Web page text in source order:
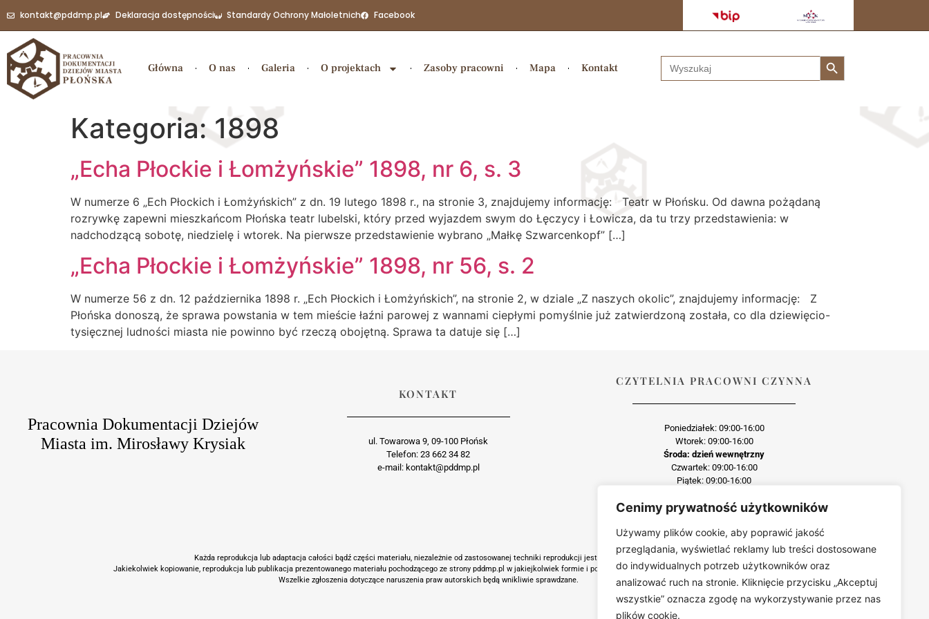
Cenimy prywatność użytkowników
Używamy plików cookie, aby poprawić jakość
przeglądania, wyświetlać reklamy lub treści dostosowane
do indywidualnych potrzeb użytkowników oraz
analizować ruch na stronie. Kliknięcie przycisku „Akceptuj
wszystkie” oznacza zgodę na wykorzystywanie przez nas
plików cookie.
treścikontakt@pddmp.pl Deklaracja dostępności Standardy Ochrony Małoletnich Facebook
Główna O nas Galeria O projektach Zasoby pracowni Mapa Kontakt
Search
for:
Search Button
Kategoria: 1898
„Echa Płockie i Łomżyńskie” 1898, nr 6, s. 3
W numerze 6 „Ech Płockich i Łomżyńskich” z dn. 19 lutego 1898 r., na stronie 3, znajdujemy informację: Teatr w Płońsku. Od dawna pożądaną
rozrywkę zapewni mieszkańcom Płońska teatr lubelski, który przed wyjazdem swym do Łęczycy i Łowicza, da tu trzy przedstawienia: w
nadchodzącą sobotę, niedzielę i wtorek. Na pierwsze przedstawienie wybrano „Małkę Szwarcenkopf” […]
„Echa Płockie i Łomżyńskie” 1898, nr 56, s. 2
W numerze 56 z dn. 12 października 1898 r. „Ech Płockich i Łomżyńskich”, na stronie 2, w dziale „Z naszych okolic”, znajdujemy informację: Z
Płońska donoszą, że sprawa powstania w tem mieście łaźni parowej z wannami ciepłymi pomyślnie już zatwierdzoną została, co dla dziewięcio-
tysięcznej ludności miasta nie powinno być rzeczą obojętną. Sprawa ta datuje się […]
Pracownia Dokumentacji Dziejów
Miasta im. Mirosławy Krysiak
KONTAKT
ul. Towarowa 9, 09-100 Płońsk
Telefon: 23 662 34 82
e-mail: kontakt@pddmp.pl
CZYTELNIA PRACOWNI CZYNNA
Poniedziałek: 09:00-16:00
Wtorek: 09:00-16:00
Środa: dzień wewnętrzny
Czwartek: 09:00-16:00
Piątek: 09:00-16:00
Każda reprodukcja lub adaptacja całości bądź części materiału, niezależnie od zastosowanej techniki reprodukcji jest surowo zabroniona
Jakiekolwiek kopiowanie, reprodukcja lub publikacja prezentowanego materiału pochodzącego ze strony pddmp.pl w jakiejkolwiek formie i postaci jest zabroniona bez uprzedniej zgody.
Wszelkie zgłoszenia dotyczące naruszenia praw autorskich będą wnikliwie sprawdzane.